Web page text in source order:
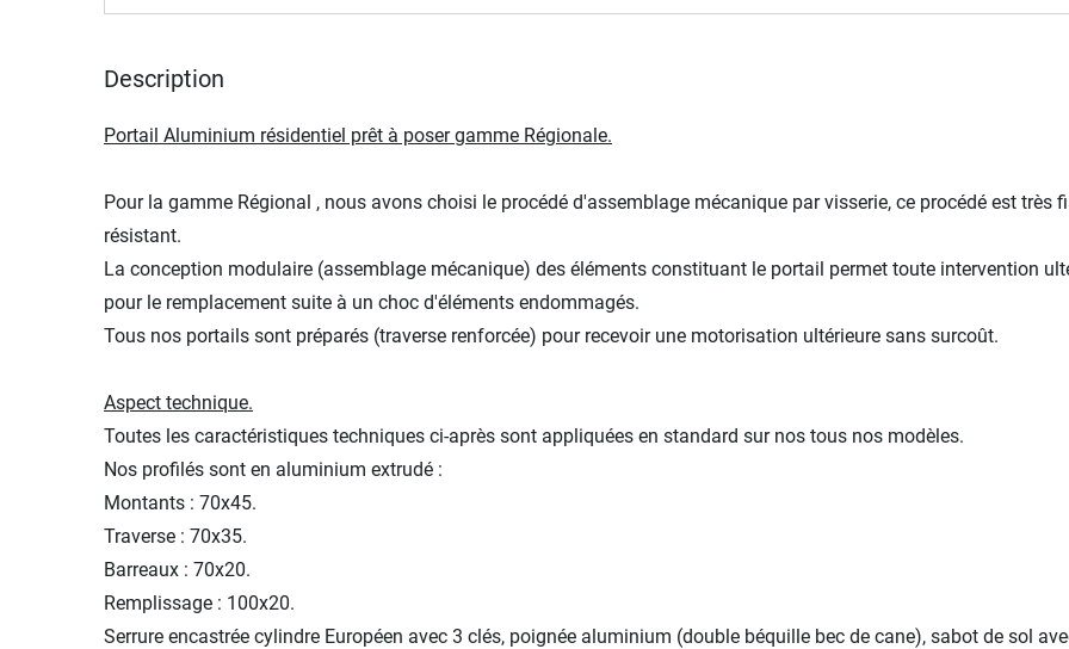
images
Description
Portail Aluminium résidentiel prêt à poser gamme Régionale.
Pour la gamme Régional , nous avons choisi le procédé d'assemblage mécanique par visserie, ce procédé est très
résistant.
La conception modulaire (assemblage mécanique) des éléments constituant le portail permet toute intervention
pour le remplacement suite à un choc d'éléments endommagés.
Tous nos portails sont préparés (traverse renforcée) pour recevoir une motorisation ultérieure sans surcoût.
Aspect technique.
Toutes les caractéristiques techniques ci-après sont appliquées en standard sur nos tous nos modèles.
Nos profilés sont en aluminium extrudé :
Montants : 70x45.
Traverse : 70x35.
Barreaux : 70x20.
Remplissage : 100x20.
Serrure encastrée cylindre Européen avec 3 clés, poignée aluminium (double béquille bec de cane), sabot de sol